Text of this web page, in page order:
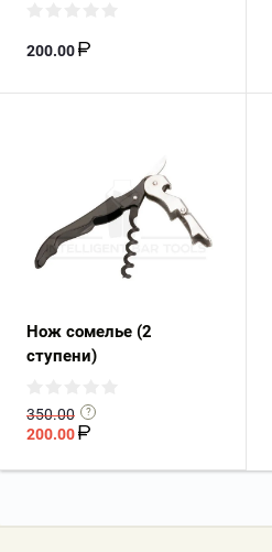
200.00
Нож сомелье (2
ступени)
350.00
200.00